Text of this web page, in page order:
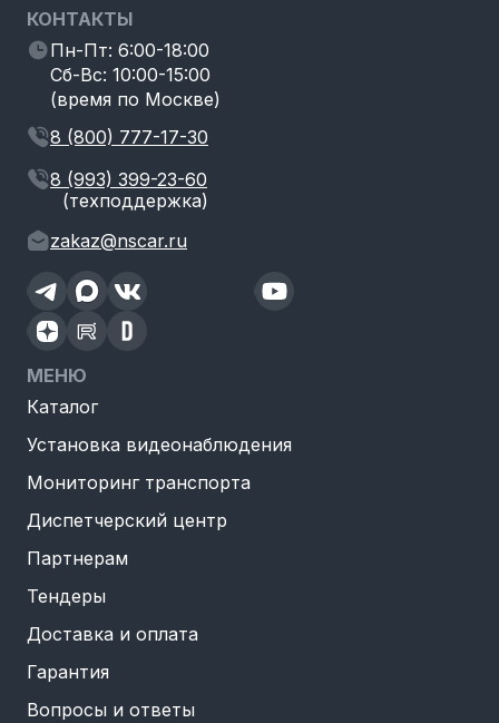
КОНТАКТЫ
Пн-Пт: 6:00-18:00
Сб-Вс: 10:00-15:00
(время по Москве)
8 (800) 777-17-30
8 (993) 399-23-60
(техподдержка)
zakaz@nscar.ru
МЕНЮ
Каталог
Установка видеонаблюдения
Мониторинг транспорта
Диспетчерский центр
Партнерам
Тендеры
Доставка и оплата
Гарантия
Вопросы и ответы